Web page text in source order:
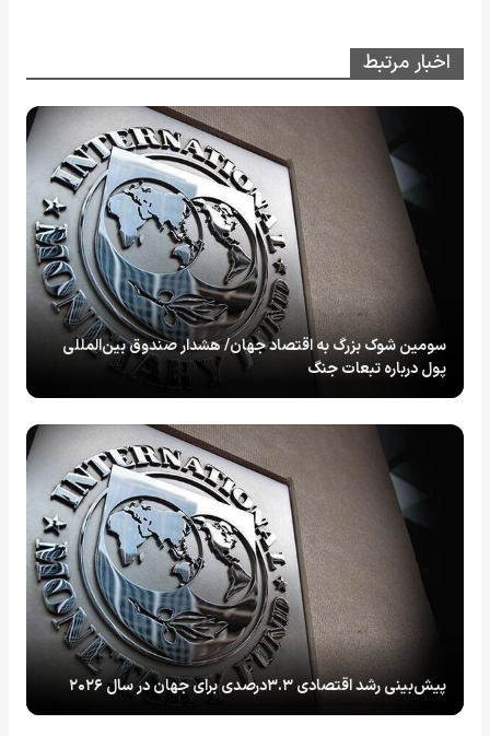
اخبار مرتبط
سومین شوک بزرگ به اقتصاد جهان/ هشدار صندوق بین‌المللی
پول درباره تبعات جنگ
پیش‌بینی رشد اقتصادی ۳.۳درصدی برای جهان در سال ۲۰۲۶